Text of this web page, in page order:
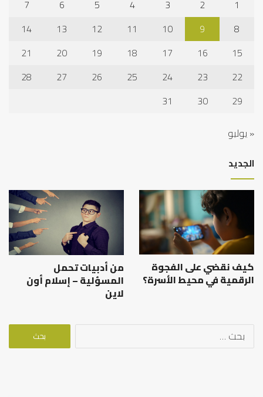
1
2
3
4
5
6
7
8
9
10
11
12
13
14
15
16
17
18
19
20
21
22
23
24
25
26
27
28
29
30
31
« يوليو
الجديد
كيف نقضي على الفجوة
الرقمية في محيط الأسرة؟
من أدبيات تحمل
المسؤلية – إسلام أون
لاين
البحث